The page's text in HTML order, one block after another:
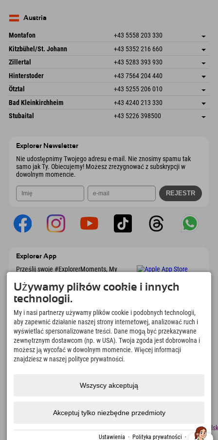
NiemcyAustria
Montafon +43 5558 203 330
Dorfstr. 127b
6793 Gaschurn/Montafon
Austria
Zapisz adres
Informacje o przyjeździe
Książka
Kitzbühel/St. Johann +43 5352 216 660
Speckbacherstraße 87
Austria
Zapisz adres
Książka
Zillertal +43 5283 393 930
Schmiedau 2
6272 Kaltenbach im Zillertal
Austria
Zapisz adres
Informacje o przyjeździe
Książka
Hinterstoder +43 7564 204 440
Freizeitpark 10
Austria
Zapisz adres
Książka
Ötztal +43 5255 206 010
Gscheat 14
6441 Umhausen
Austria
Zapisz adres
Informacje o przyjeździe
Książka
Bad Kleinkirchheim +43 4240 213 330
Dorfstraße 24
Zapisz adres
Stubaital +43 5226 398500
Explorer Newsletter
Nie udostępnimy Twojego adresu e-mail. Nie znosimy spamu tak
samo jak Ty. Obiecujemy! Możesz zrezygnować z subskrypcji w
dowolnym momencie.
Explorer App
Prześlij swoje #ExplorerMoments, My
marzeń, przeglądem restauracji i wieloma
innymi. Pobierz teraz!
Czas na chwile odkrywcy
166
Jeziora górskie i baseny
rekreacyjne
4.634km
Stoki do jazdy na nartach i
snowboardzie
8.991km
zrównoważonego
Używamy plików cookie i innych
technologii.
My i nasi partnerzy używamy plików cookie i podobnych technologii,
aby zapewnić działanie naszej strony internetowej, analizować ruch i
wyświetlać spersonalizowane treści. Dane mogą być przekazywane
zewnętrznym dostawcom (np. w USA). Twoja zgoda jest dobrowolna i
możesz ją wycofać w dowolnym momencie. Więcej informacji
znajdziesz w naszej polityce prywatności.
Wszyscy akceptują
Akceptuj tylko niezbędne przedmioty
Ustawienia · Polityka prywatności · odcisk